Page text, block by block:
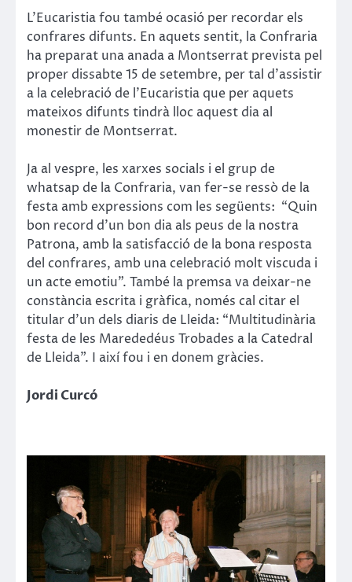
L’Eucaristia fou també ocasió per recordar els
confrares difunts. En aquets sentit, la Confraria
ha preparat una anada a Montserrat prevista pel
proper dissabte 15 de setembre, per tal d’assistir
a la celebració de l’Eucaristia que per aquets
mateixos difunts tindrà lloc aquest dia al
monestir de Montserrat.
Ja al vespre, les xarxes socials i el grup de
whatsap de la Confraria, van fer-se ressò de la
festa amb expressions com les següents: “Quin
bon record d’un bon dia als peus de la nostra
Patrona, amb la satisfacció de la bona resposta
del confrares, amb una celebració molt viscuda i
un acte emotiu”. També la premsa va deixar-ne
constància escrita i gràfica, només cal citar el
titular d’un dels diaris de Lleida: “Multitudinària
festa de les Marededéus Trobades a la Catedral
de Lleida”. I així fou i en donem gràcies.
Jordi Curcó